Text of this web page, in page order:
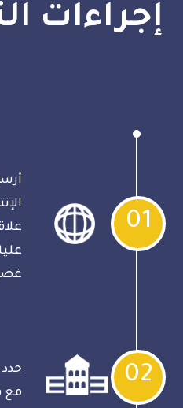
إجراءات
حدد
مع
02
01